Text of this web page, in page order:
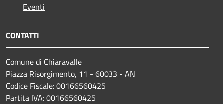
Eventi
CONTATTI
Comune di Chiaravalle
Piazza Risorgimento, 11 - 60033 - AN
Codice Fiscale: 00166560425
Partita IVA: 00166560425